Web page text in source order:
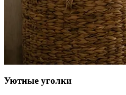
Уютные уголки